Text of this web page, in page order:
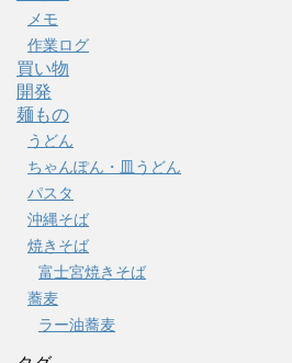
メモ
作業ログ
買い物
開発
麺もの
うどん
ちゃんぽん・皿うどん
パスタ
沖縄そば
焼きそば
富士宮焼きそば
蕎麦
ラー油蕎麦